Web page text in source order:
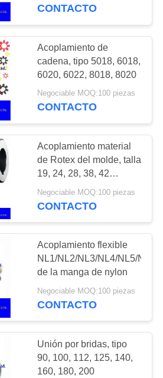
cónico
CONTACTO
Acoplamiento de
cadena, tipo 5018, 6018,
6020, 6022, 8018, 8020
Negociable MOQ:100 piezas
CONTACTO
Acoplamiento material
de Rotex del molde, talla
19, 24, 28, 38, 42
milímetros
Negociable MOQ:100 piezas
CONTACTO
Acoplamiento flexible
NL1/NL2/NL3/NL4/NL5/NL6/
de la manga de nylon
Negociable MOQ:100 piezas
CONTACTO
Unión por bridas, tipo
90, 100, 112, 125, 140,
160, 180, 200